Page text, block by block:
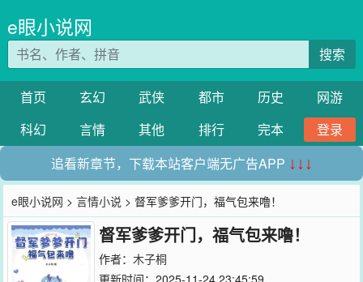
e眼小说网
搜索
首页 玄幻 武侠 都市 历史
网游
科幻
言情 其他 排行 完本
登录
追看新章节，下载本站客户端无广告APP ↓↓↓
e眼小说网 >言情小说 > 督军爹爹开门，福气包来噜！
督军爹爹开门，福气包来噜！
作者： 木子桐
更新时间：2025-11-24 23:45:59